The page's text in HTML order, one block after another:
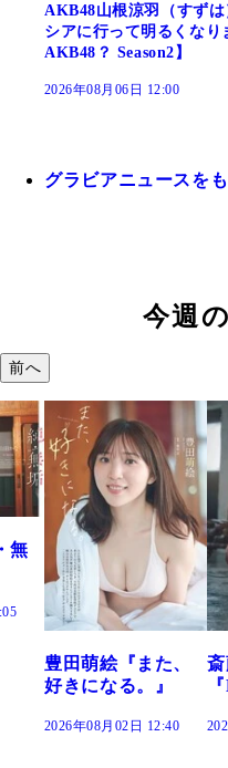
AKB48山根涼羽（すず
シアに行って明るくな
AKB48？ Season2】
2026年08月06日 12:00
グラビアニュースを
今週
前へ
斎藤恭代
『BOUND』
2026年08月02日 12:35